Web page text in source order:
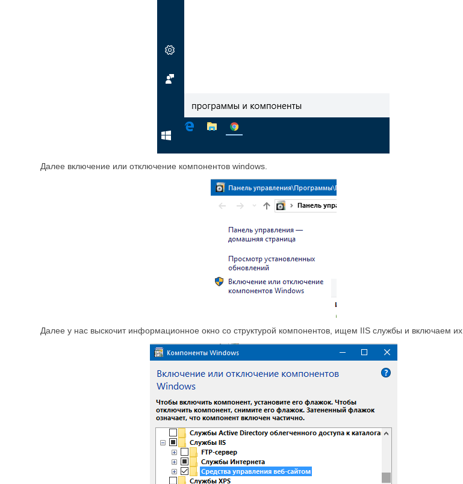
Далее включение или отключение компонентов windows.
Далее у нас выскочит информационное окно со структурой компонентов, ищем IIS службы и включаем их.